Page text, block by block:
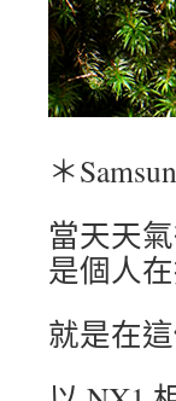
＊
當天天
是個人
就是在